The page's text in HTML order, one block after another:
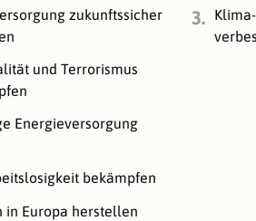
zukunftssicher
3.
und Terrorismus
Energieversorgung
bekämpfen
in Europa herstellen